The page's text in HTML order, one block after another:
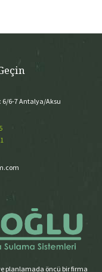
6/6-7 Antalya/Aksu
planlamada öncü bir firma